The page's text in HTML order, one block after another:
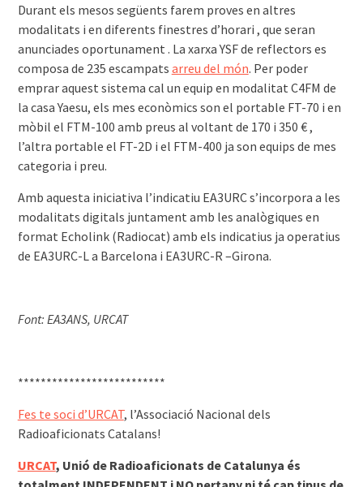
Durant els mesos següents farem proves en altres
modalitats i en diferents finestres d’horari , que seran
anunciades oportunament . La xarxa YSF de reflectors es
composa de 235 escampats arreu del món. Per poder
emprar aquest sistema cal un equip en modalitat C4FM de
la casa Yaesu, els mes econòmics son el portable FT-70 i en
mòbil el FTM-100 amb preus al voltant de 170 i 350 € ,
l’altra portable el FT-2D i el FTM-400 ja son equips de mes
categoria i preu.
Amb aquesta iniciativa l’indicatiu EA3URC s’incorpora a les
modalitats digitals juntament amb les analògiques en
format Echolink (Radiocat) amb els indicatius ja operatius
de EA3URC-L a Barcelona i EA3URC-R –Girona.
Font: EA3ANS, URCAT
**************************
Fes te soci d’URCAT, l’Associació Nacional dels
Radioaficionats Catalans!
URCAT, Unió de Radioaficionats de Catalunya és